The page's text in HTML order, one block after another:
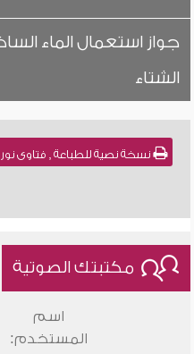
جواز استعمال الماء
الشتاء
مكتبتك الصوتية
اسم
المستخدم: